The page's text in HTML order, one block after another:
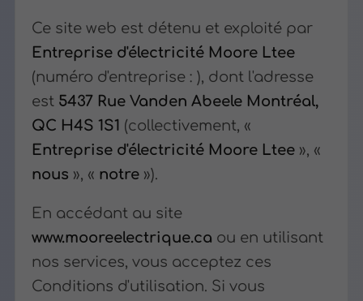
Ce site web est détenu et exploité par
Entreprise d'électricité Moore Ltee
(numéro d'entreprise : ), dont l'adresse
est 5437 Rue Vanden Abeele Montréal,
QC H4S 1S1 (collectivement, «
Entreprise d'électricité Moore Ltee», «
nous », « notre»).
En accédant au site
www.mooreelectrique.ca ou en utilisant
nos services, vous acceptez ces
Conditions d'utilisation. Si vous